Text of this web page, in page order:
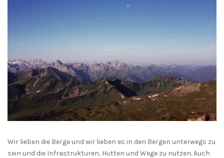
Wir lieben die Berge und wir lieben es in den Bergen unterwegs zu
sein und die Infrastrukturen, Hütten und Wege zu nutzen. Auch